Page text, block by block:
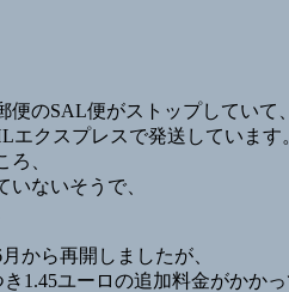
のSAL便がストップしていて、
エクスプレスで発送しています
、
いないそうで、
から再開しましたが、
1.45ユーロの追加料金がかかっ